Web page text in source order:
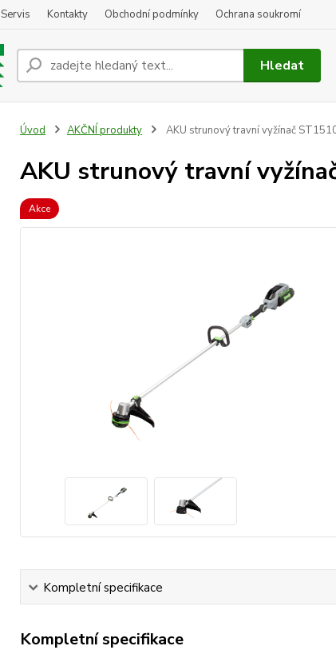
Servis Kontakty Obchodní podmínky Ochrana soukromí
Hledat
Úvod AKČNÍ produkty AKU strunový travní vyžínač
AKU strunový travní
Akce
Kompletní specifikace
Kompletní specifikace